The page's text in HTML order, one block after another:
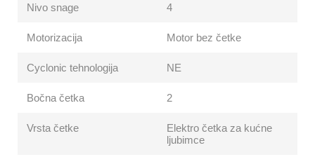
Nivo snage 4
Motorizacija Motor bez četke
Cyclonic tehnologija NE
Bočna četka 2
Vrsta četke
Elektro četka za kućne
ljubimce